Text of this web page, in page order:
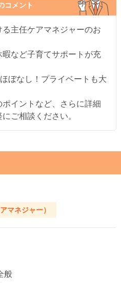
コメント
主任ケアマネジャーのお
など子育てサポートが充
ぼなし！プライベートも大
イントなど、さらに詳細
ご相談ください。
マネジャー）
般